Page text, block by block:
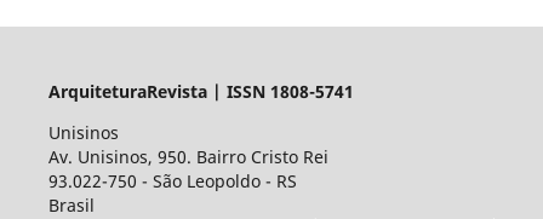
ArquiteturaRevista | ISSN 1808-5741
Unisinos
Av. Unisinos, 950. Bairro Cristo Rei
93.022-750 - São Leopoldo - RS
Brasil